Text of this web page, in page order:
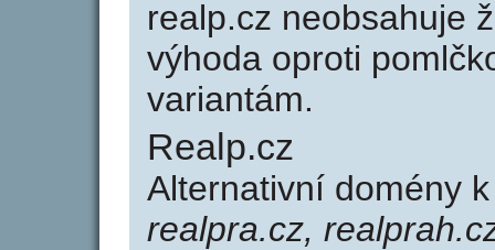
realp.cz neobsahuje
výhoda oproti
variantám.
Realp.cz
Alternativní domény
realpra.cz,